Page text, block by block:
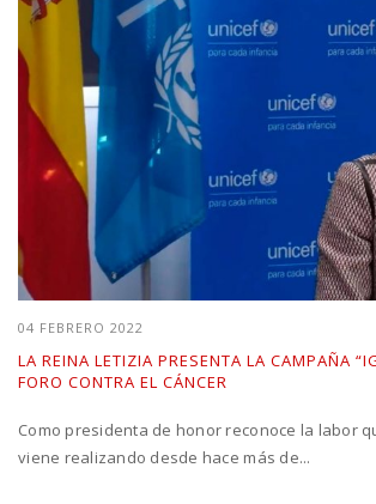
04 FEBRERO 2022
LA REINA LETIZIA PRESENTA LA CAMPAÑA
FORO CONTRA EL CÁNCER
Como presidenta de honor reconoce la labor
viene realizando desde hace más de...